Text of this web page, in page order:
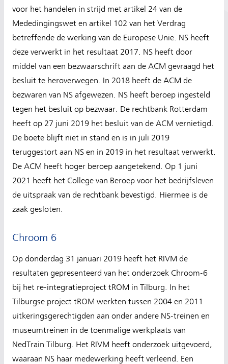
voor het handelen in strijd met artikel 24 van de
Mededingingswet en artikel 102 van het Verdrag
betreffende de werking van de Europese Unie. NS heeft
deze verwerkt in het resultaat 2017. NS heeft door
middel van een bezwaarschrift aan de ACM gevraagd het
besluit te heroverwegen. In 2018 heeft de ACM de
bezwaren van NS afgewezen. NS heeft beroep ingesteld
tegen het besluit op bezwaar. De rechtbank Rotterdam
heeft op 27 juni 2019 het besluit van de ACM vernietigd.
De boete blijft niet in stand en is in juli 2019
teruggestort aan NS en in 2019 in het resultaat verwerkt.
De ACM heeft hoger beroep aangetekend. Op 1 juni
2021 heeft het College van Beroep voor het bedrijfsleven
de uitspraak van de rechtbank bevestigd. Hiermee is de
zaak gesloten.
Chroom 6
Op donderdag 31 januari 2019 heeft het RIVM de
resultaten gepresenteerd van het onderzoek Chroom-6
bij het re-integratieproject tROM in Tilburg. In het
Tilburgse project tROM werkten tussen 2004 en 2011
uitkeringsgerechtigden aan onder andere NS-treinen en
museumtreinen in de toenmalige werkplaats van
NedTrain Tilburg. Het RIVM heeft onderzoek uitgevoerd,
waaraan NS haar medewerking heeft verleend. Een